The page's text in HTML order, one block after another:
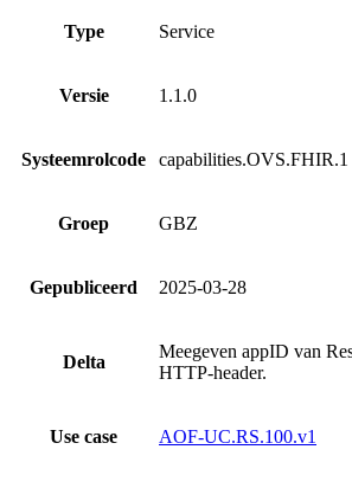
Type Service
Versie 1.1.0
Systeemrolcode capabilities.OVS.FHIR.1
Groep GBZ
Gepubliceerd 2025-03-28
Delta
Meegeven appID van
HTTP-header.
Use case AOF-UC.RS.100.v1